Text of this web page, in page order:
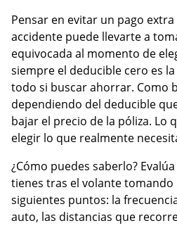
Pensar en evitar un pago
accidente puede llevarte a
equivocada al momento de
siempre el deducible cero es
todo si buscar ahorrar. Como
dependiendo del deducible
bajar el precio de la póliza. Lo
elegir lo que realmente
¿Cómo puedes saberlo?
tienes tras el volante tomando
siguientes puntos: la
auto, las distancias que